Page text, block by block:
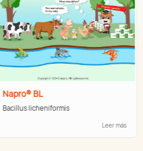
Napro® BL
Bacillus licheniformis
Leer más